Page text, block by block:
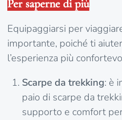
Per saperne di più
Equipaggiarsi per
importante, poiché ti
l’esperienza più
Scarpe da trekking: è
paio di scarpe da
supporto e comfort